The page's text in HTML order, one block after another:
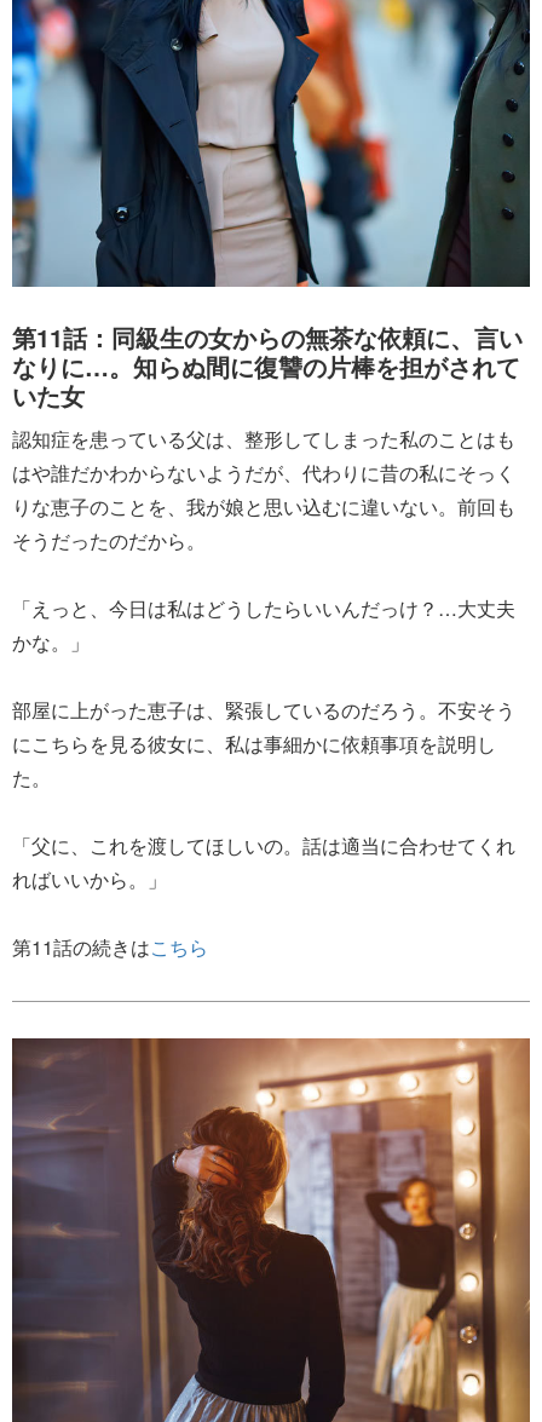
第11話：同級生の女からの無茶な依頼に、言い
なりに…。知らぬ間に復讐の片棒を担がされて
いた女
認知症を患っている父は、整形してしまった私のことはも
はや誰だかわからないようだが、代わりに昔の私にそっく
りな恵子のことを、我が娘と思い込むに違いない。前回も
そうだったのだから。
「えっと、今日は私はどうしたらいいんだっけ？…大丈夫
かな。」
部屋に上がった恵子は、緊張しているのだろう。不安そう
にこちらを見る彼女に、私は事細かに依頼事項を説明し
た。
「父に、これを渡してほしいの。話は適当に合わせてくれ
ればいいから。」
第11話の続きはこちら